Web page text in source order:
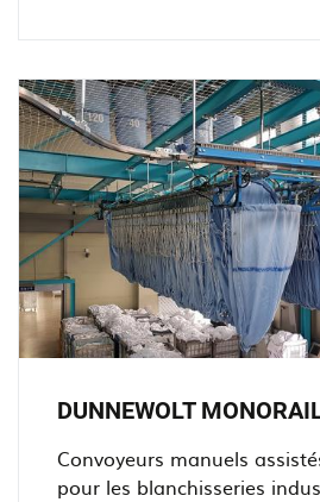
DUNNEWOLT
Convoyeurs manuels
pour les blanchisseries